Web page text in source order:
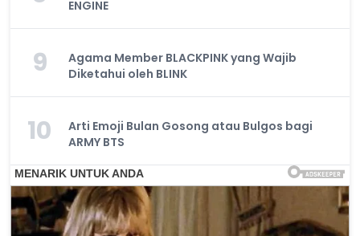
ENGINE
9
Agama Member BLACKPINK yang Wajib
Diketahui oleh BLINK
10
Arti Emoji Bulan Gosong atau Bulgos bagi
ARMY BTS